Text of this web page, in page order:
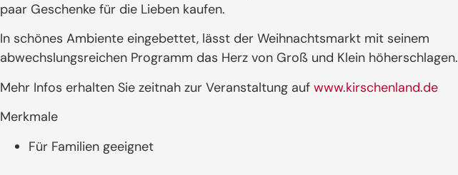
paar Geschenke für die Lieben kaufen.
In schönes Ambiente eingebettet, lässt der Weihnachtsmarkt mit seinem
abwechslungsreichen Programm das Herz von Groß und Klein höherschlagen.
Mehr Infos erhalten Sie zeitnah zur Veranstaltung auf www.kirschenland.de
Merkmale
Für Familien geeignet